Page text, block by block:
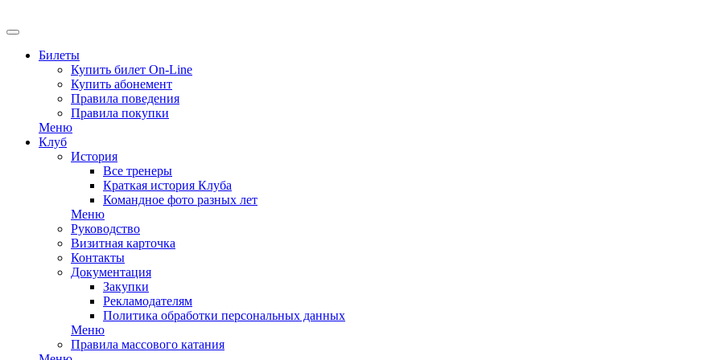
Билеты
Купить билет On-Line
Купить абонемент
Правила поведения
Правила покупки
Меню
Клуб
История
Все тренеры
Краткая история Клуба
Командное фото разных лет
Меню
Руководство
Визитная карточка
Контакты
Документация
Закупки
Рекламодателям
Политика обработки персональных данных
Меню
Правила массового катания